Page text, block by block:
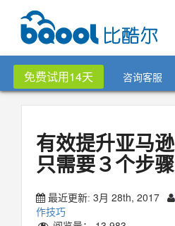
免费试用14天 咨询客服
有效提升亚马
只需要３个步骤
最近更新: 3月 28th, 2017
作技巧